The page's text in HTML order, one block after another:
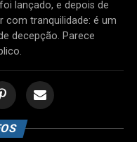
lançado, e depois de
com tranquilidade: é um
decepção. Parece